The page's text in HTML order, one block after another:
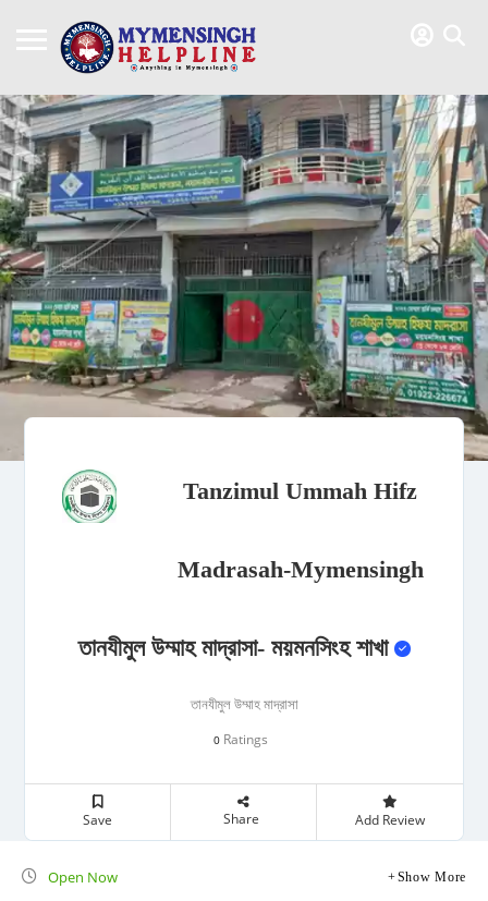
Tanzimul Ummah Hifz
Madrasah-Mymensingh
তানযীমুল উম্মাহ মাদ্রাসা- ময়মনসিংহ শাখা
তানযীমুল উম্মাহ মাদ্রাসা
0 Ratings
Save Share Add Review
Open Now Show More